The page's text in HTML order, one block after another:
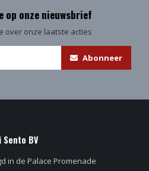
op onze nieuwsbrief
over onze laatste acties
Abonneer
Sento BV
in de Palace Promenade